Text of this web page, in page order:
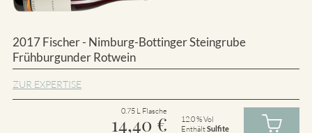
2017 Fischer - Nimburg-Bottinger Steingrube
Frühburgunder Rotwein
ZUR EXPERTISE
0.75 L Flasche
14,40 €
12.0 % Vol
EnthältSulfite